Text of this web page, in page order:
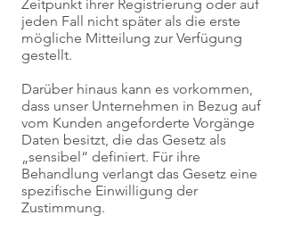
Zeitpunkt ihrer Registrierung oder auf
jeden Fall nicht später als die erste
mögliche Mitteilung zur Verfügung
gestellt.
Darüber hinaus kann es vorkommen,
dass unser Unternehmen in Bezug auf
vom Kunden angeforderte Vorgänge
Daten besitzt, die das Gesetz als
„sensibel“ definiert. Für ihre
Behandlung verlangt das Gesetz eine
spezifische Einwilligung der
Zustimmung.